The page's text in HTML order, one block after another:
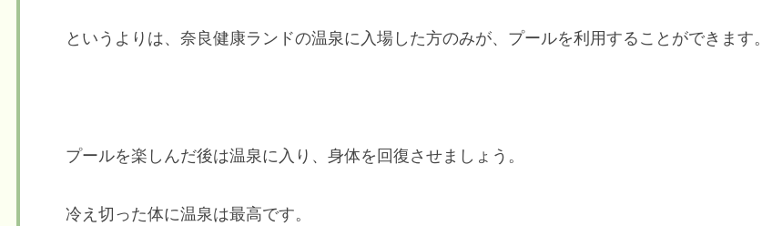
というよりは、奈良健康ランドの温泉に入場した方のみが、プールを利用することができます。
プールを楽しんだ後は温泉に入り、身体を回復させましょう。
冷え切った体に温泉は最高です。